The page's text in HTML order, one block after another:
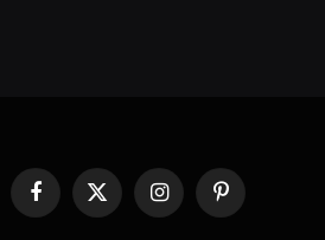
Facebook
X
InstagramPinterest